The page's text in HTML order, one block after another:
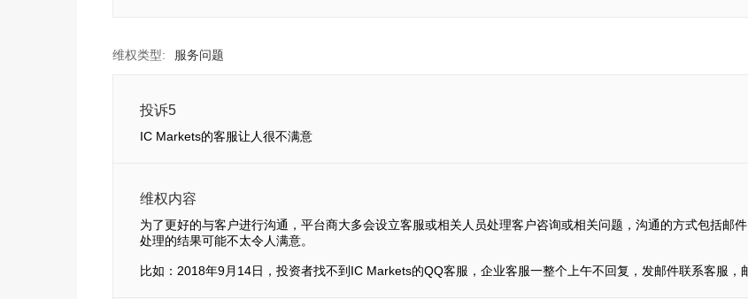
维权类型: 服务问题
投诉5
IC Markets的客服让人很不满意
维权内容
为了更好的与客户进行沟通，平台商大多会设立客服或相关人员处理客户咨询或相关问题，沟通的方式包括邮
处理的结果可能不太令人满意。
比如：2018年9月14日，投资者找不到IC Markets的QQ客服，企业客服一整个上午不回复，发邮件联系客服，